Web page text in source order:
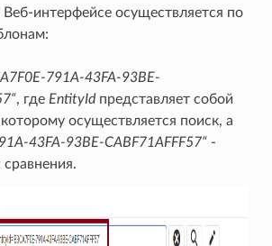
Веб-интерфейсе осуществляется по
791A-43FA-93BE-
, где EntityIdпредставляет собой
осуществляется поиск, а
43FA-93BE-CABF71AFFF57“-
сравнения.